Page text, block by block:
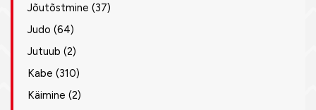
Jõutõstmine (37)
Judo (64)
Jutuub (2)
Kabe (310)
Käimine (2)